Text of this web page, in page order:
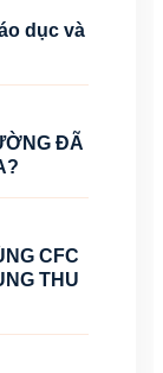
dục và
ĐÃ
CFC
THU